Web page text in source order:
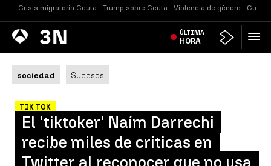
Crisis migratoria Ceuta Trump sobre Ceuta Violencia de género
Antena
3 Noticias ÚLTIMA
HORA
sociedad Sucesos
TIK TOK
El 'tiktoker' Naím Darrechi
recibe miles de críticas en